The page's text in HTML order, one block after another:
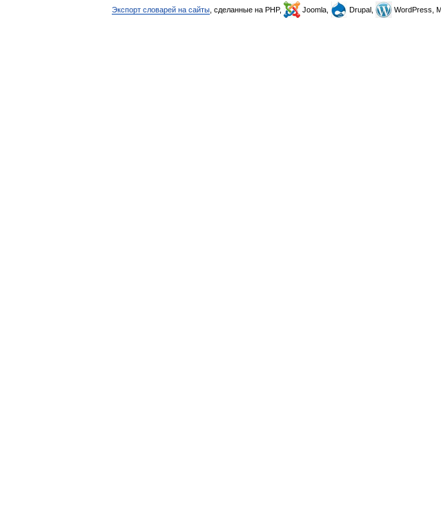
Экспорт словарей на сайты , сделанные на PHP, Joomla, Drupal, WordPress,